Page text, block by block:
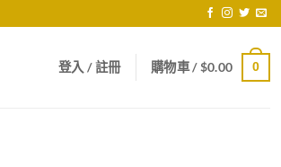
登入 / 註冊 購物車 /$0.00 0